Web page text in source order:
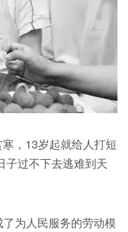
，13岁起就给人打短
子过不下去逃难到天
为人民服务的劳动模